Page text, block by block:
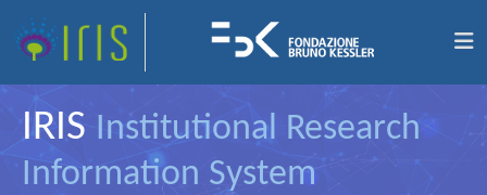
IRIS Institutional Research
Information System